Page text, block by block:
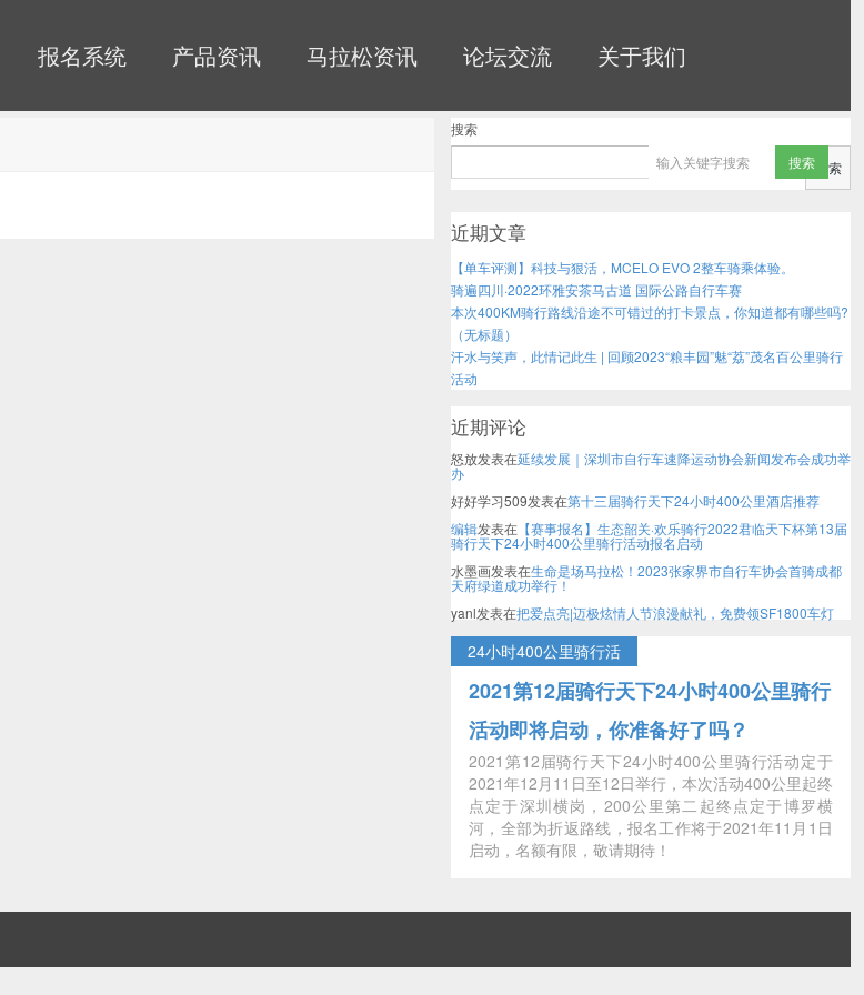
报名系统 产品资讯 马拉松资讯 论坛交流 关于我们
搜索
搜索
近期文章
【单车评测】科技与狠活，MCELO EVO 2整车骑乘体验。
骑遍四川·2022环雅安茶马古道 国际公路自行车赛
本次400KM骑行路线沿途不可错过的打卡景点，你知道都有哪些吗?
（无标题）
汗水与笑声，此情记此生 | 回顾2023“粮丰园”魅“荔”茂名百公里骑行
活动
近期评论
怒放发表在延续发展｜深圳市自行车速降运动协会新闻发布会成功举
办
好好学习509发表在第十三届骑行天下24小时400公里酒店推荐
编辑发表在 【赛事报名】生态韶关·欢乐骑行2022君临天下杯第13届
骑行天下24小时400公里骑行活动报名启动
水墨画发表在生命是场马拉松！2023张家界市自行车协会首骑成都
天府绿道成功举行！
yanl发表在把爱点亮|迈极炫情人节浪漫献礼，免费领SF1800车灯
24小时400公里骑行活
2021第12届骑行天下24小时400公里骑行
活动即将启动，你准备好了吗？
2021第12届骑行天下24小时400公里骑行活动定于
2021年12月11日至12日举行，本次活动400公里起终
点定于深圳横岗，200公里第二起终点定于博罗横
河，全部为折返路线，报名工作将于2021年11月1日
启动，名额有限，敬请期待！